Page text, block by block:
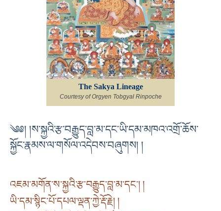
The Sakya Lineage
Courtesy of Orgyen Tobgyal Rinpoche
༄༅། །ས་སྐྱའི་རྩ་བརྒྱུད་བླ་མ་དང་ཡི་དམ་མཁའ་འགྲོ་ཆོས་
སྐྱོང་རྣམས་ལ་གསོལ་འདེབས་བཞུགས། །
འཇམ་མགོན་ས་སྐྱའི་རྩ་བརྒྱུད་བླ་མ་དང་། །
ཡི་དམ་སྙིང་པོ་དཔལ་ལྡན་ཀྱེ་རྡོ་རྗེ། །